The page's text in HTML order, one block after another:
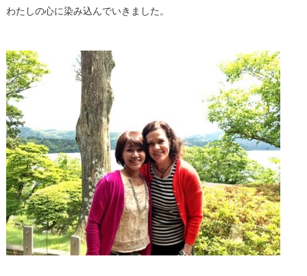
わたしの心に染み込んでいきました。